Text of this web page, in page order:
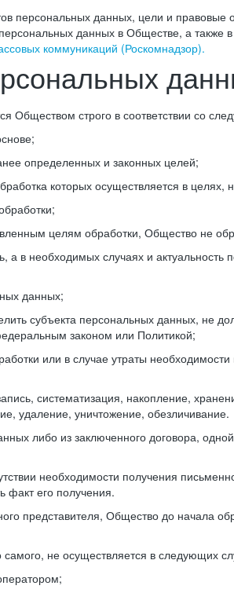
персональных данных, цели и правовые
данных в Обществе, а также в
коммуникаций (Роскомнадзор).
Обществом строго в соответствии со
определенных и законных целей;
которых осуществляется в целях,
целям обработки, Общество не
а в необходимых случаях и
данных;
субъекта персональных данных, не
законом или Политикой;
или в случае утраты необходимости
систематизация, накопление,
удаление, уничтожение, обезличивание.
либо из заключенного договора,
необходимости получения
факт его получения.
представителя, Общество до начала
не осуществляется в следующих